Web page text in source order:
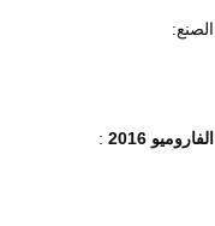
الفاروميو 2016 :